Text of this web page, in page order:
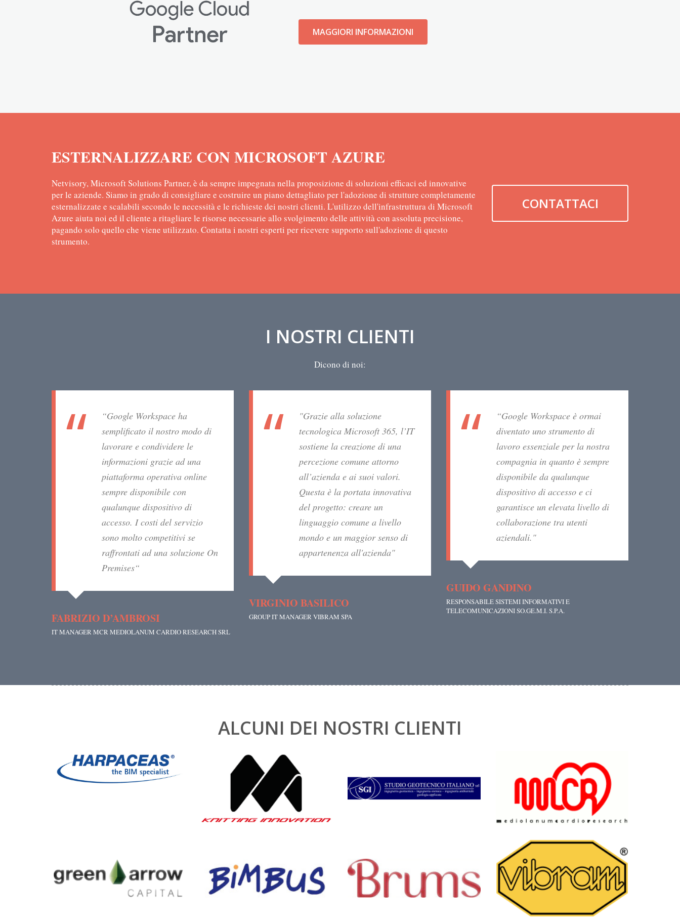
MAGGIORI INFORMAZIONI
ESTERNALIZZARE CON MICROSOFT AZURE
Netvisory, Microsoft Solutions Partner, è da sempre impegnata nella proposizione di soluzioni efficaci ed innovative
per le aziende. Siamo in grado di consigliare e costruire un piano dettagliato per l'adozione di strutture completamente
esternalizzate e scalabili secondo le necessità e le richieste dei nostri clienti. L'utilizzo dell'infrastruttura di Microsoft
Azure aiuta noi ed il cliente a ritagliare le risorse necessarie allo svolgimento delle attività con assoluta precisione,
pagando solo quello che viene utilizzato. Contatta i nostri esperti per ricevere supporto sull'adozione di questo
strumento.
CONTATTACI
I NOSTRI CLIENTI
Dicono di noi:
“Google Workspace ha
semplificato il nostro modo di
lavorare e condividere le
informazioni grazie ad una
piattaforma operativa online
sempre disponibile con
qualunque dispositivo di
accesso. I costi del servizio
sono molto competitivi se
raffrontati ad una soluzione On
Premises“
FABRIZIO D’AMBROSI
IT MANAGER MCR MEDIOLANUM CARDIO RESEARCH SRL
"Grazie alla soluzione
tecnologica Microsoft 365, l’IT
sostiene la creazione di una
percezione comune attorno
all’azienda e ai suoi valori.
Questa è la portata innovativa
del progetto: creare un
linguaggio comune a livello
mondo e un maggior senso di
appartenenza all'azienda"
VIRGINIO BASILICO
GROUP IT MANAGER VIBRAM SPA
“Google Workspace è ormai
diventato uno strumento di
lavoro essenziale per la nostra
compagnia in quanto è sempre
disponibile da qualunque
dispositivo di accesso e ci
garantisce un elevata livello di
collaborazione tra utenti
aziendali."
GUIDO GANDINO
RESPONSABILE SISTEMI INFORMATIVI E
TELECOMUNICAZIONI SO.GE.M.I. S.P.A.
ALCUNI DEI NOSTRI CLIENTI
Harpaceas
MITI
Studio Geotecnico Italiano MCR
Green Arrow Capital Preca – Bimbus Preca – Brums Vibram